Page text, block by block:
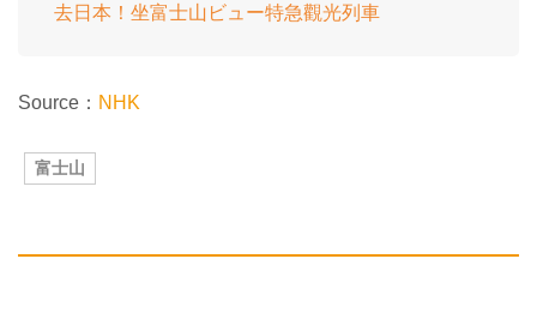
去日本！坐富士山ビュー特急觀光列車
Source： NHK
富士山